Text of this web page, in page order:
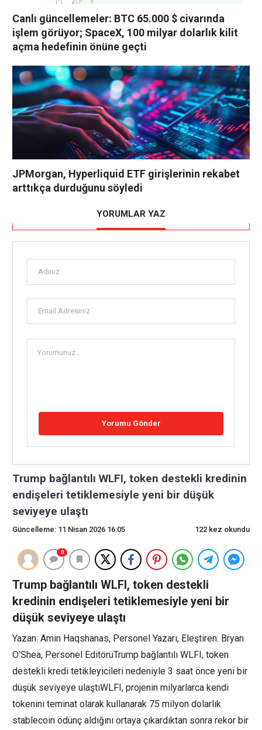
Canlı güncellemeler: BTC 65.000 $ civarında
işlem görüyor; SpaceX, 100 milyar dolarlık kilit
açma hedefinin önüne geçti
JPMorgan, Hyperliquid ETF girişlerinin rekabet
arttıkça durduğunu söyledi
YORUMLAR YAZ
Trump bağlantılı WLFI, token destekli kredinin
endişeleri tetiklemesiyle yeni bir düşük
seviyeye ulaştı
Güncelleme: 11 Nisan 2026 16:05 122 kez okundu
0
Trump bağlantılı WLFI, token destekli
kredinin endişeleri tetiklemesiyle yeni bir
düşük seviyeye ulaştı
Yazan: Amin Haqshanas, Personel Yazarı, Eleştiren: Bryan
O’Shea, Personel EditörüTrump bağlantılı WLFI, token
destekli kredi tetikleyicileri nedeniyle 3 saat önce yeni bir
düşük seviyeye ulaştıWLFI, projenin milyarlarca kendi
tokenini teminat olarak kullanarak 75 milyon dolarlık
stablecoin ödünç aldığını ortaya çıkardıktan sonra rekor bir